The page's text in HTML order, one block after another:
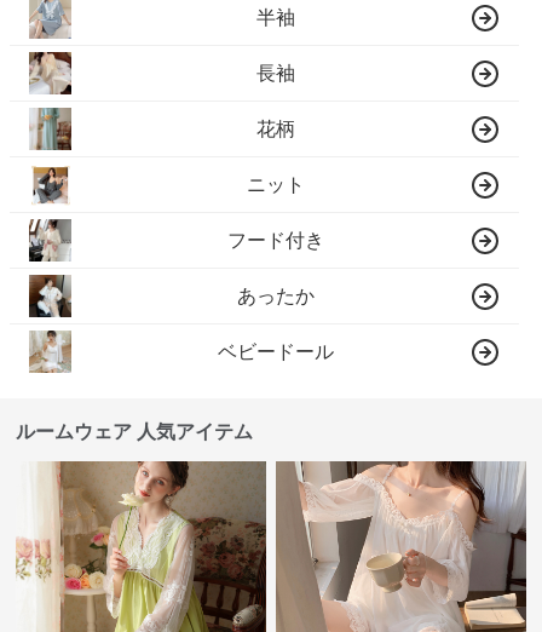
半袖
長袖
花柄
ニット
フード付き
あったか
ベビードール
ルームウェア 人気アイテム